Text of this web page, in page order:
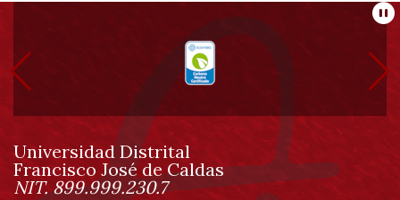
Información
pie
de
página
Información
Universidad Distrital
Francisco José de Caldas
NIT. 899.999.230.7